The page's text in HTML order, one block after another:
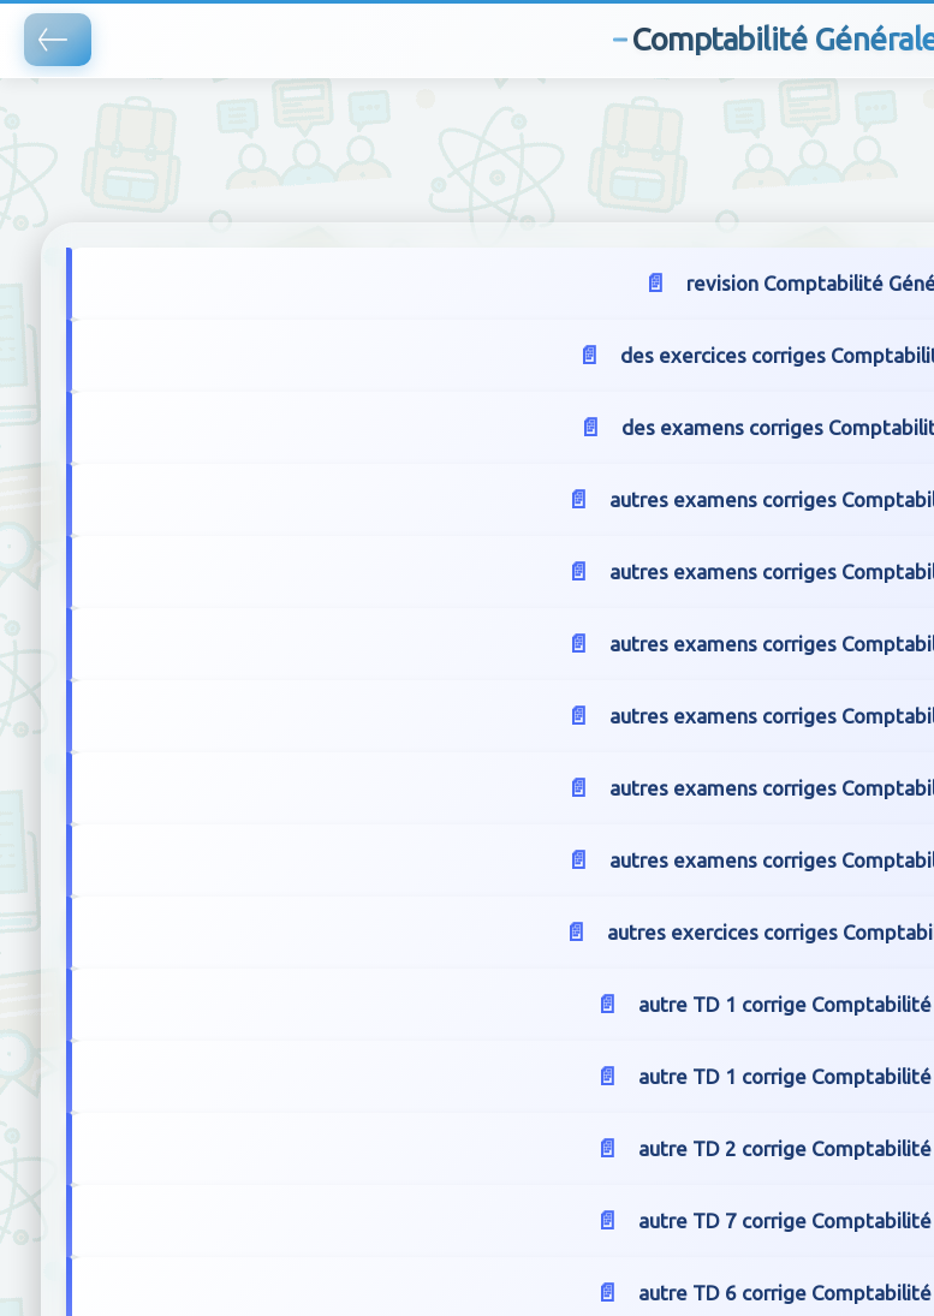
Comptabilité
revision Comptabilité
des exercices corriges
des examens corriges
autres examens corriges
autres examens corriges
autres examens corriges
autres examens corriges
autres examens corriges
autres examens corriges
autres exercices corriges
autre TD 1 corrige Comptabilité
autre TD 1 corrige Comptabilité
autre TD 2 corrige Comptabilité
autre TD 7 corrige Comptabilité
autre TD 6 corrige Comptabilité